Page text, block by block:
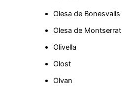
Olesa de Bonesvalls
Olesa de Montserrat
Olivella
Olost
Olvan